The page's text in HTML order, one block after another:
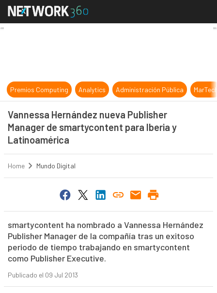
Vannessa Hernández nueva
Premios Computing Analytics Administración Pública
Vannessa Hernández nueva Publisher
Manager de smartycontent para Iberia y
Latinoamérica
Home Mundo Digital
smartycontent ha nombrado a Vannessa Hernández
Publisher Manager de la compañía tras un exitoso
periodo de tiempo trabajando en smartycontent
como Publisher Executive.
Publicado el 09 Jul 2013